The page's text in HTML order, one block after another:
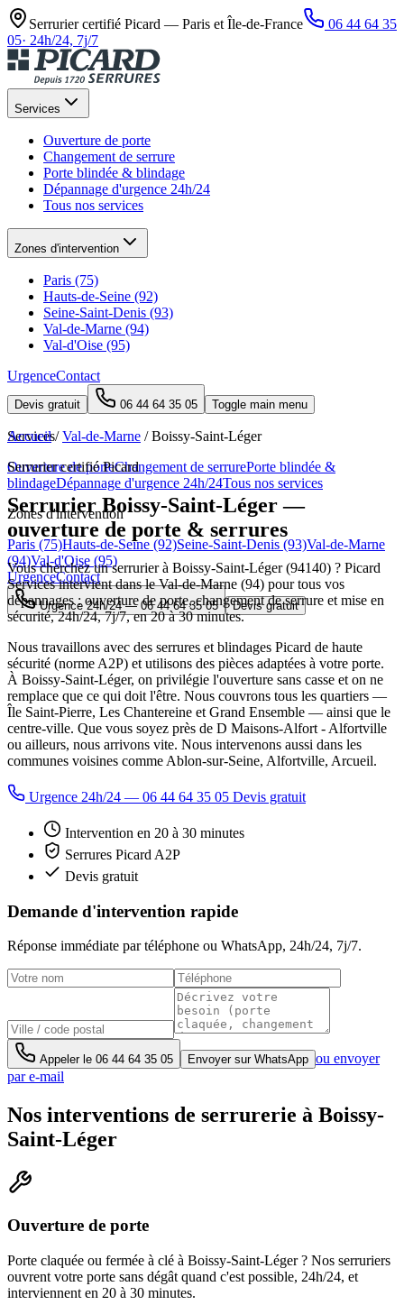
Serrurier certifié Picard — Paris et Île-de-France
06 44 64 35
05· 24h/24, 7j/7
Services
Ouverture de porte
Changement de serrure
Porte blindée & blindage
Dépannage d'urgence 24h/24
Tous nos services
Zones d'intervention
Paris (75)
Hauts-de-Seine (92)
Seine-Saint-Denis (93)
Val-de-Marne (94)
Val-d'Oise (95)
UrgenceContact
Devis gratuit 06 44 64 35 05 Toggle main menu
Services
Ouverture de porteChangement de serrurePorte blindée &
blindageDépannage d'urgence 24h/24Tous nos services
Zones d'intervention
Paris (75)Hauts-de-Seine (92)Seine-Saint-Denis (93)Val-de-Marne
(94)Val-d'Oise (95)
UrgenceContact
Urgence 24h/24 —06 44 64 35 05 Devis gratuit
Accueil / Val-de-Marne / Boissy-Saint-Léger
Serrurier certifié Picard
Serrurier Boissy-Saint-Léger —
ouverture de porte & serrures
Vous cherchez un serrurier à Boissy-Saint-Léger (94140) ? Picard
Services intervient dans le Val-de-Marne (94) pour tous vos
dépannages : ouverture de porte, changement de serrure et mise en
sécurité, 24h/24, 7j/7, en 20 à 30 minutes.
Nous travaillons avec des serrures et blindages Picard de haute
sécurité (norme A2P) et utilisons des pièces adaptées à votre porte.
À Boissy-Saint-Léger, on privilégie l'ouverture sans casse et on ne
remplace que ce qui doit l'être. Nous couvrons tous les quartiers —
Île Saint-Pierre, Les Chantereine et Grand Ensemble — ainsi que le
centre-ville. Que vous soyez près de D Maisons-Alfort - Alfortville
ou ailleurs, nous arrivons vite. Nous intervenons aussi dans les
communes voisines comme Ablon-sur-Seine, Alfortville, Arcueil.
Urgence 24h/24 — 06 44 64 35 05 Devis gratuit
Intervention en 20 à 30 minutes
Serrures Picard A2P
Devis gratuit
Demande d'intervention rapide
Réponse immédiate par téléphone ou WhatsApp, 24h/24, 7j/7.
Appeler le 06 44 64 35 05 Envoyer sur WhatsApp ou envoyer
par e-mail
Nos interventions de serrurerie à Boissy-
Saint-Léger
Ouverture de porte
Porte claquée ou fermée à clé à Boissy-Saint-Léger ? Nos serruriers
ouvrent votre porte sans dégât quand c'est possible, 24h/24, et
interviennent en 20 à 30 minutes.